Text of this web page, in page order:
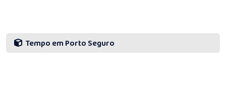
Tempo em Porto Seguro